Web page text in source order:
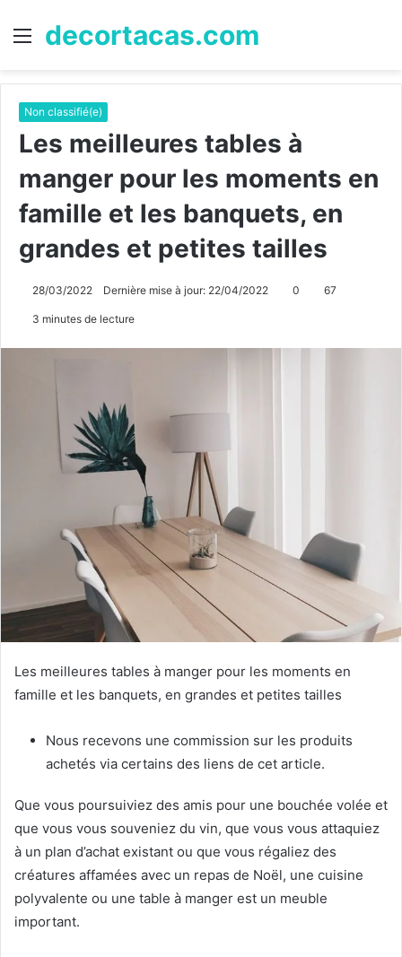
Menu
decortacas.com
Non classifié(e)
Les meilleures tables à
manger pour les moments en
famille et les banquets, en
grandes et petites tailles
28/03/2022 Dernière mise à jour: 22/04/2022 0 67
3 minutes de lecture
Les meilleures tables à manger pour les moments en
famille et les banquets, en grandes et petites tailles
Nous recevons une commission sur les produits
achetés via certains des liens de cet article.
Que vous poursuiviez des amis pour une bouchée volée et
que vous vous souveniez du vin, que vous vous attaquiez
à un plan d’achat existant ou que vous régaliez des
créatures affamées avec un repas de Noël, une cuisine
polyvalente ou une table à manger est un meuble
important.